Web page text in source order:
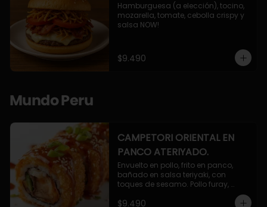
Hamburguesa (a elección), tocino,
mozarella, tomate, cebolla crispy y
salsa NOW!
$9.490
Mundo Peru
CAMPETORI ORIENTAL EN
PANCO ATERIYADO.
Envuelto en pollo, frito en panco,
bañado en salsa teriyaki, con
toques de sesamo. Pollo furay,
queso, champiñon furay, cebollin.
$9.490